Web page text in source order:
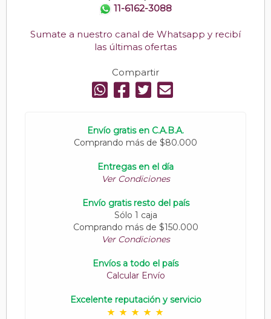
11-6162-3088
Sumate a nuestro canal de Whatsapp y recibí
las últimas ofertas
Compartir
Envío gratis en C.A.B.A.
Comprando más de $80.000
Entregas en el día
Ver Condiciones
Envío gratis resto del país
Sólo 1 caja
Comprando más de $150.000
Ver Condiciones
Envíos a todo el país
Calcular Envío
Excelente reputación y servicio